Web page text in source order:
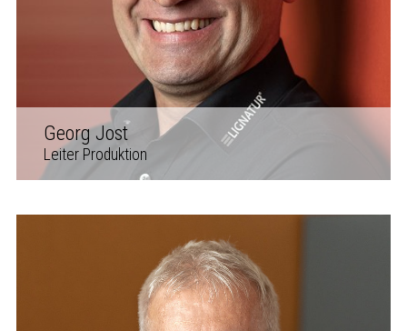
Georg Jost
Leiter Produktion